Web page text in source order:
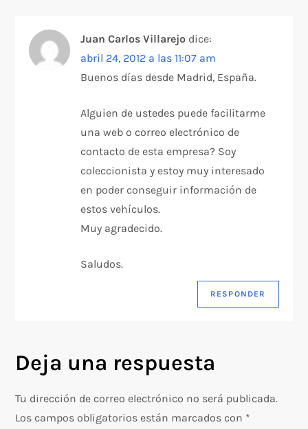
n
s
Juan Carlos Villarejo dice:
abril 24, 2012 a las 11:07 am
Buenos días desde Madrid, España.
Alguien de ustedes puede facilitarme
una web o correo electrónico de
contacto de esta empresa? Soy
coleccionista y estoy muy interesado
en poder conseguir información de
estos vehículos.
Muy agradecido.
Saludos.
RESPONDER
Deja una respuesta
Tu dirección de correo electrónico no será publicada.
Los campos obligatorios están marcados con *